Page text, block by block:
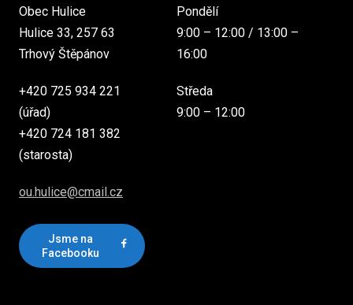
Obec Hulice
Hulice 33, 257 63
Trhový Štěpánov
+420 725 934 221
(úřad)
+420 724 181 382
(starosta)
ou.hulice@cmail.cz
Jsme na
Facebooku
Pondělí
9:00 – 12:00 / 13:00 –
16:00
Středa
9:00 – 12:00